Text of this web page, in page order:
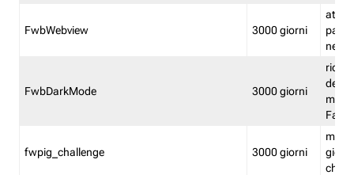
FwbWebview 3000 giorni
attiva
FwbDarkMode 3000 giorni
fwpig_challenge 3000 giorni